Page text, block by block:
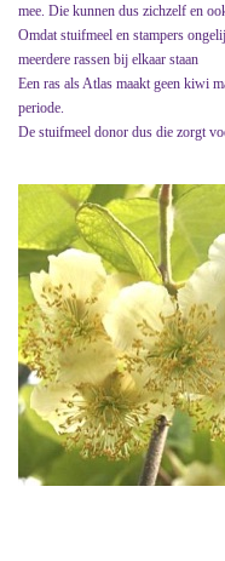
mee. Die kunnen dus zichzelf en
Omdat stuifmeel en stampers
meerdere rassen bij elkaar staan
Een ras als Atlas maakt geen kiwi
periode.
De stuifmeel donor dus die zorgt